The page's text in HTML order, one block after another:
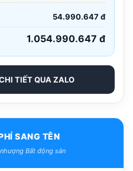
54.990.647 đ
1.054.990.647 đ
TIẾT QUA ZALO
SANG TÊN
Bất động sản